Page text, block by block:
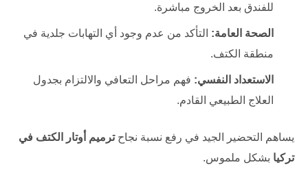
للفندق بعد الخروج مباشرة.
الصحة العامة: التأكد من عدم وجود أي التهابات جلدية في
منطقة الكتف.
الاستعداد النفسي: فهم مراحل التعافي والالتزام بجدول
العلاج الطبيعي القادم.
يساهم التحضير الجيد في رفع نسبة نجاحترميم أوتار الكتف في
تركيا بشكل ملموس.